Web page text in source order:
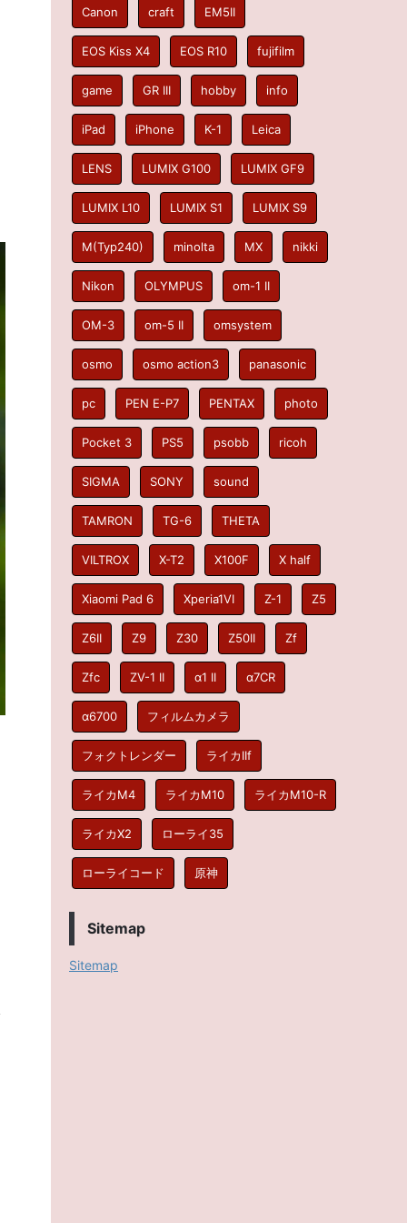
Canon craft EM5II
EOS Kiss X4 EOS R10 fujifilm
game GR III hobby info
iPad iPhone K-1 Leica
LENS LUMIX G100 LUMIX GF9
LUMIX L10 LUMIX S1 LUMIX S9
M(Typ240) minolta MX nikki
Nikon OLYMPUS om-1 II
OM-3 om-5 II omsystem
osmo osmo action3 panasonic
pc PEN E-P7 PENTAX photo
Pocket 3 PS5 psobb ricoh
SIGMA SONY sound
TAMRON TG-6 THETA
VILTROX X-T2 X100F X half
Xiaomi Pad 6 Xperia1VI Z-1 Z5
Z6II Z9 Z30 Z50II Zf
Zfc ZV-1 II α1 II α7CR
α6700 フィルムカメラ
フォクトレンダー ライカIIf
ライカM4 ライカM10 ライカM10-R
ライカX2 ローライ35
ローライコード 原神
Sitemap
Sitemap